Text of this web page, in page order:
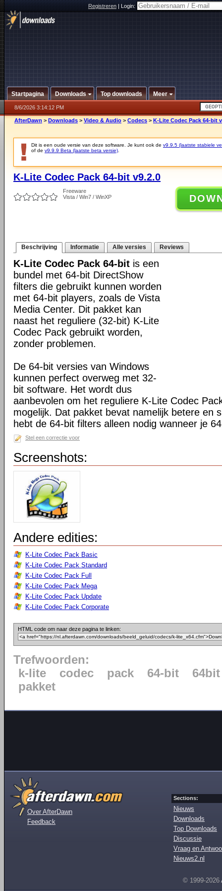
Registreren|Login:
Startpagina Downloads Top downloads Meer
8/6/2026 3:14:12 PM
AfterDawn > Downloads > Video & Audio > Codecs > K-Lite Codec Pack 64-bit
Dit is een oude versie van deze software. Je kunt ook de v9.9.5 (laatste stabiele
of de v9.9.9 Beta (laatste beta versie)
K-Lite Codec Pack 64-bit v9.2.0
Freeware
Vista / Win7 / WinXP
Beschrijving Informatie Alle versies Reviews
K-Lite Codec Pack 64-bit is een
bundel met 64-bit DirectShow
filters die gebruikt kunnen worden
met 64-bit players, zoals de Vista
Media Center. Dit pakket kan
naast het reguliere (32-bit) K-Lite
Codec Pack gebruikt worden,
zonder problemen.
De 64-bit versies van Windows
kunnen perfect overweg met 32-
bit software. Het wordt dus
aanbevolen om het reguliere K-Lite Codec
mogelijk. Dat pakket bevat namelijk betere en
hebt de 64-bit filters alleen nodig wanneer je
Stel een correctie voor
Screenshots:
Andere edities:
K-Lite Codec Pack Basic
K-Lite Codec Pack Standard
K-Lite Codec Pack Full
K-Lite Codec Pack Mega
K-Lite Codec Pack Update
K-Lite Codec Pack Corporate
HTML code om naar deze pagina te linken:
Trefwoorden:
k-lite
codec pack 64-bit
64bit
pakket
Over AfterDawn
Feedback
Sections:
Nieuws
Downloads
Top Downloads
Discussie
Vraag en
Nieuws2.nl
© 1999-2026